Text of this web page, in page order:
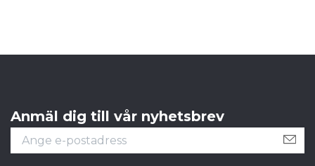
Anmäl dig till vår nyhetsbrev